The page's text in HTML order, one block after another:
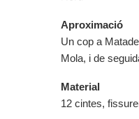
Aproximació
Un cop a
Mola, i de
Material
12 cintes,